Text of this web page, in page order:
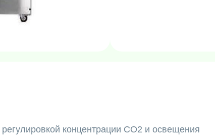
регулировкой концентрации CO2 и освещения